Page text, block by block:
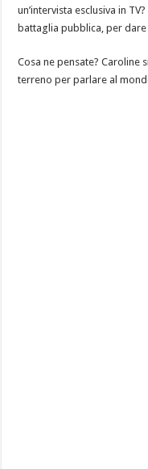
un’intervista esclusiva in
battaglia pubblica, per dare
Cosa ne pensate? Caroline
terreno per parlare al